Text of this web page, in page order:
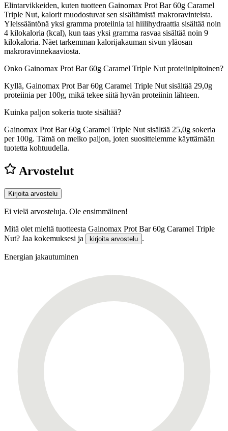
Elintarvikkeiden, kuten tuotteen Gainomax Prot Bar 60g Caramel
Triple Nut, kalorit muodostuvat sen sisältämistä makroravinteista.
Yleissääntönä yksi gramma proteiinia tai hiilihydraattia sisältää noin
4 kilokaloria (kcal), kun taas yksi gramma rasvaa sisältää noin 9
kilokaloria. Näet tarkemman kalorijakauman sivun yläosan
makroravinnekaaviosta.
Onko Gainomax Prot Bar 60g Caramel Triple Nut proteiinipitoinen?
Kyllä, Gainomax Prot Bar 60g Caramel Triple Nut sisältää 29,0g
proteiinia per 100g, mikä tekee siitä hyvän proteiinin lähteen.
Kuinka paljon sokeria tuote sisältää?
Gainomax Prot Bar 60g Caramel Triple Nut sisältää 25,0g sokeria
per 100g. Tämä on melko paljon, joten suosittelemme käyttämään
tuotetta kohtuudella.
Arvostelut
Kirjoita arvostelu
Ei vielä arvosteluja. Ole ensimmäinen!
Mitä olet mieltä tuotteesta Gainomax Prot Bar 60g Caramel Triple
Nut? Jaa kokemuksesi ja
kirjoita arvostelu .
Energian jakautuminen